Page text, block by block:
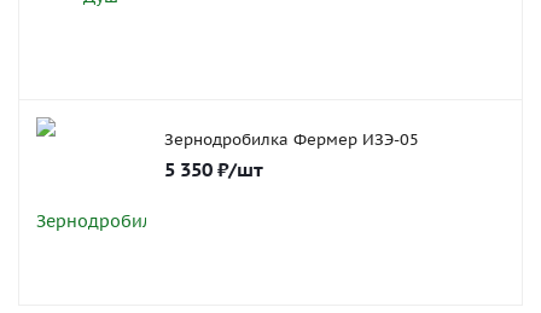
Зернодробилка Фермер ИЗЭ-05
5 350 ₽/шт